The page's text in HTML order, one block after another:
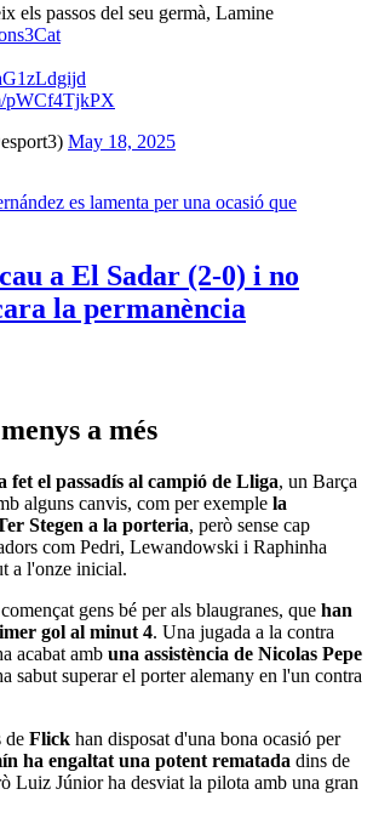
els passos del seu germà, Lamine
pWCf4TjkPX
May 18, 2025
a més
fet el passadís al campió de Lliga, un Barça
alguns canvis, com per exemple la
Stegen a la porteria, però sense cap
com Pedri, Lewandowski i Raphinha
a l'onze inicial.
gens bé per als blaugranes, que han
gol al minut 4. Una jugada a la contra
acabat amb una assistència de Nicolas Pepe
sabut superar el porter alemany en l'un contra
de Flick han disposat d'una bona ocasió per
ha engaltat una potent rematada dins de
Luiz Júnior ha desviat la pilota amb una gran